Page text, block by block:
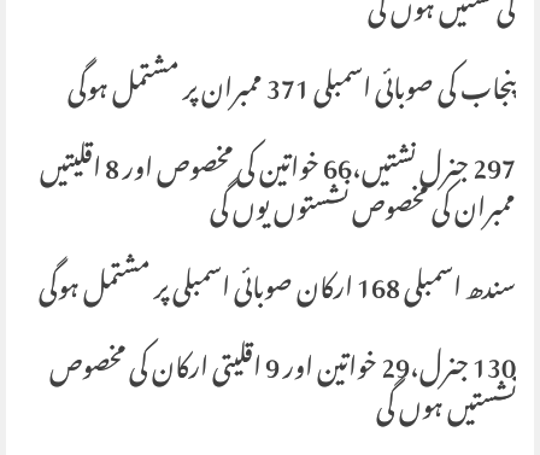
پنجاب کی صوبائی اسمبلی 371 ممبران پر مشتمل ہوگی
297 جنرل نشتیں،66 خواتین کی مخصوص اور 8 اقلیتیں
ممبران کی مخصوص نشستوں یوں گی
سندھ اسمبلی 168 ارکان صوبائی اسمبلی پر مشتمل ہوگی
130 جنرل،29 خواتین اور 9 اقلیتی ارکان کی مخصوص
نشستیں ہوں گی